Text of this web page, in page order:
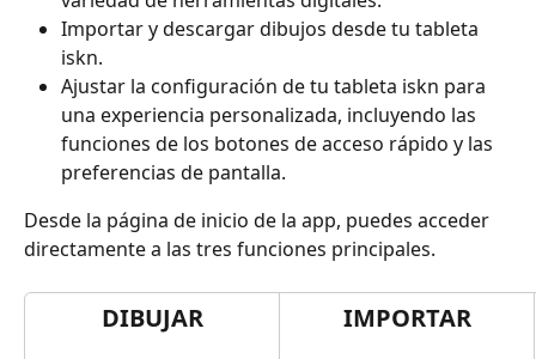
Importar y descargar dibujos desde tu tableta
iskn.
Ajustar la configuración de tu tableta iskn para
una experiencia personalizada, incluyendo las
funciones de los botones de acceso rápido y las
preferencias de pantalla.
Desde la página de inicio de la app, puedes acceder
directamente a las tres funciones principales.
DIBUJAR IMPORTAR